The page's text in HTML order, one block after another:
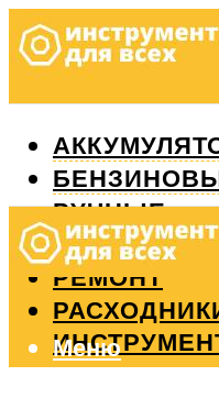
РУЧНЫЕ
РЕМОНТ
Меню